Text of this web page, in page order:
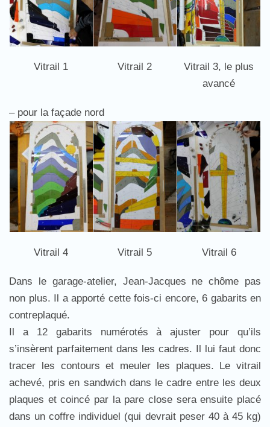
Vitrail 1 Vitrail 2
Vitrail 3, le plus
avancé
– pour la façade nord
Vitrail 4 Vitrail 5 Vitrail 6
Dans le garage-atelier, Jean-Jacques ne chôme pas
non plus. Il a apporté cette fois-ci encore, 6 gabarits en
contreplaqué.
Il a 12 gabarits numérotés à ajuster pour qu’ils
s’insèrent parfaitement dans les cadres. Il lui faut donc
tracer les contours et meuler les plaques. Le vitrail
achevé, pris en sandwich dans le cadre entre les deux
plaques et coincé par la pare close sera ensuite placé
dans un coffre individuel (qui devrait peser 40 à 45 kg)